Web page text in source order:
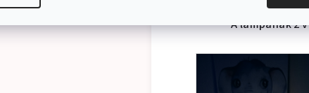
A lámpának 2